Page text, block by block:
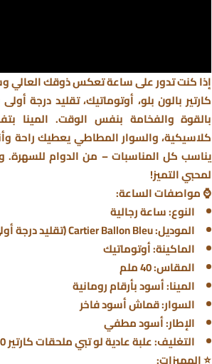
إذا كنت تدور على ساعة تعكس ذوقك العالي
كارتير بالون بلو، أوتوماتيك، تقليد درجة
بالقوة والفخامة بنفس الوقت. المينا
يناسب كل المناسبات – من الدوام
لمحبي التميز!
⌚مواصفات الساعة:
النوع:ساعة رجالية
الموديل:Cartier Ballon Bleu (تقليد درجة أولى)
الماكينة:أوتوماتيك
المقاس:40 ملم
المينا:أسود بأرقام رومانية
السوار:قماش أسود فاخر
الإطار:أسود مطفي
التغليف:علبة عادية لو تبي ملحقات كارتير 200 ريال
⭐المميزات: